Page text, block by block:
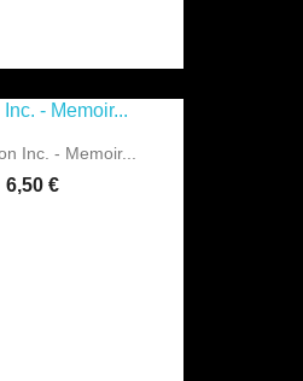
Inc. - Memoir...
6,50 €